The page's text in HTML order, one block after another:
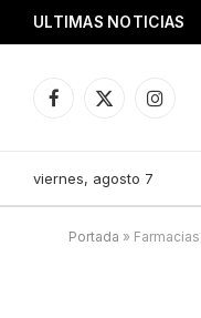
ULTIMAS NOTICIAS
Facebook
X
viernes, agosto 7
Portada »